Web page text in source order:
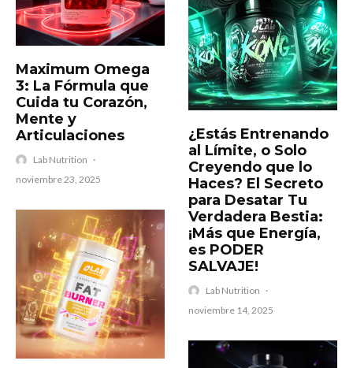
Maximum Omega
3: La Fórmula que
Cuida tu Corazón,
Mente y
Articulaciones
Lab Nutrition ·
noviembre 23, 2025
​¿Estás Entrenando
al Límite, o Solo
Creyendo que lo
Haces? El Secreto
para Desatar Tu
Verdadera Bestia:
¡Más que Energía,
es PODER
SALVAJE!
Lab Nutrition ·
noviembre 14, 2025